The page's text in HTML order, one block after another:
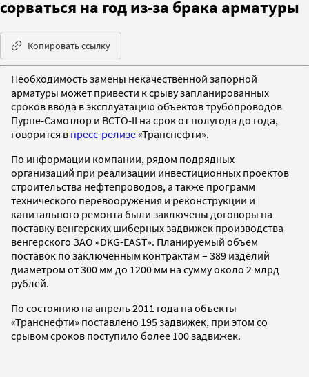
сорваться на год из-за брака арматуры
Копировать ссылку
Необходимость замены некачественной запорной
арматуры может привести к срыву запланированных
сроков ввода в эксплуатацию объектов трубопроводов
Пурпе-Самотлор и ВСТО-II на срок от полугода до года,
говорится в пресс-релизе«Транснефти».
По информации компании, рядом подрядных
организаций при реализации инвестиционных проектов
строительства нефтепроводов, а также программ
технического перевооружения и реконструкции и
капитального ремонта были заключены договоры на
поставку венгерских шиберных задвижек производства
венгерского ЗАО «DKG-EAST». Планируемый объем
поставок по заключенным контрактам – 389 изделий
диаметром от 300 мм до 1200 мм на сумму около 2 млрд
рублей.
По состоянию на апрель 2011 года на объекты
«Транснефти» поставлено 195 задвижек, при этом со
срывом сроков поступило более 100 задвижек.